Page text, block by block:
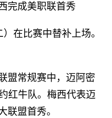
完成美职联首秀
在比赛中替补上场。
盟常规赛中，迈阿密
红牛队。梅西代表迈
联盟首秀。